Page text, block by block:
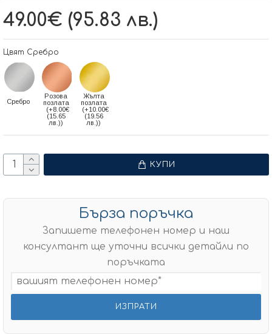
49.00€ (95.83 лв.)
Цвят Сребро
Сребро
Розова
позлата
(+8.00€
(15.65
лв.))
Жълта
позлата
(+10.00€
(19.56
лв.))
КУПИ
Бърза поръчка
Запишете телефонен номер и наш
консултант ще уточни всички детайли по
поръчката